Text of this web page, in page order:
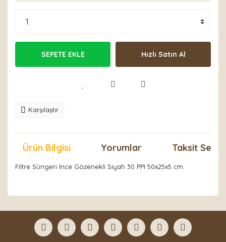
SEPETE EKLE Hızlı Satın Al
Karşılaştır
Ürün Bilgisi Yorumlar Taksit
Filtre Süngeri İnce Gözenekli Siyah 30 PPI 50x25x5 cm.
Yorum Yaz
formunu kullanarak tarafımıza iletebilirsiniz.
Görüş ve önerileriniz için teşekkür ederiz.